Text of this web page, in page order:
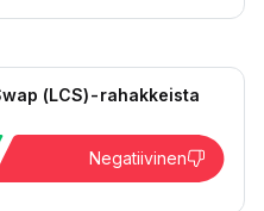
(LCS)-rahakkeista
Negatiivinen